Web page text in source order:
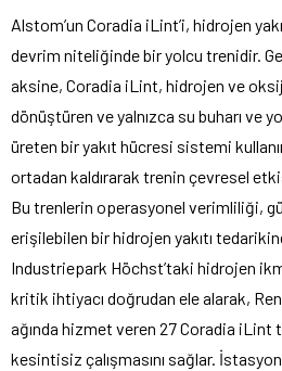
Alstom’un Coradia iLint’i, hidrojen
devrim niteliğinde bir yolcu trenidir.
aksine, Coradia iLint, hidrojen ve
dönüştüren ve yalnızca su buharı ve
üreten bir yakıt hücresi sistemi
ortadan kaldırarak trenin çevresel
Bu trenlerin operasyonel verimliliği,
erişilebilen bir hidrojen yakıtı
Industriepark Höchst’taki hidrojen
kritik ihtiyacı doğrudan ele alarak,
ağında hizmet veren 27 Coradia iLint
kesintisiz çalışmasını sağlar.